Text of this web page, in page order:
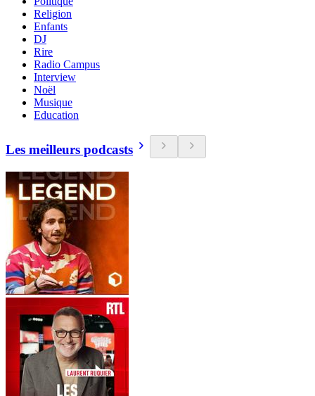
Religion
Enfants
DJ
Rire
Radio Campus
Interview
Noël
Musique
Education
Les meilleurs podcasts